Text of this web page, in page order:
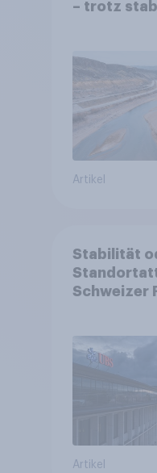
– trotz
Artikel
Stabilität
Schweizer
von
Artikel